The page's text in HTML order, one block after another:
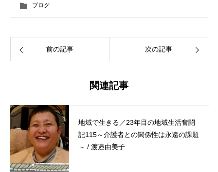
ブログ
前の記事 次の記事
関連記事
地域で生きる／23年目の地域生活奮闘
記115～介護者との関係性は永遠の課題
～ / 渡邉由美子